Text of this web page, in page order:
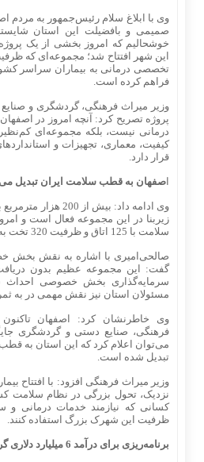
وی با ابلاغ سلام رئیس‌جمهور به مردم
صمیمی و بافضیلت این استان
خوشحالیم که امروز بخشی از یک
این شهر افتتاح شد؛ مجموعه‌ای که
تخصصی درمانی به بیماران سراسر
فراهم کرده است.
وزیر میراث فرهنگی، گردشگری و صنایع
پروژه تصریح کرد: آنچه امروز در
درمانی نیست، بلکه مجموعه‌ای
کیفیت، معماری، تجهیزات و
قرار دارد.
صفهان به قطب سلامت ایران تبدیل
زیربنا در این مجموعه فعال است و
سلامت با 125 اتاق و ظرفیت 320 تخت به بهره‌برداری رسید.
صالحی‌امیری با اشاره به نقش بخش
گفت: این مجموعه عظیم بدون دریافت
سرمایه‌گذاری بخش خصوصی احداث
مسئولان استان نیز نقش مهمی در به
وی خاطرنشان کرد: اصفهان
فرهنگی، صنایع دستی و گردشگری
می‌توان اعلام کرد که این استان به
تبدیل شده است.
وزیر میراث فرهنگی افزود: با افتتاح
نزدیک، تحول بزرگی در نظام سلامت
کسانی که نیازمند خدمات درمانی و
ظرفیت این شهرک بزرگ استفاده کنند.
برنامه‌ریزی برای درآمد 6 میلیارد دلاری گردشگری سلامت